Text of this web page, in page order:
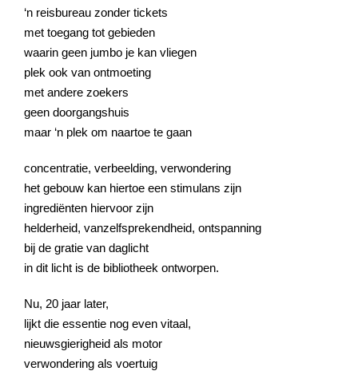
‘n reisbureau zonder tickets
met toegang tot gebieden
waarin geen jumbo je kan vliegen
plek ook van ontmoeting
met andere zoekers
geen doorgangshuis
maar ‘n plek om naartoe te gaan
concentratie, verbeelding, verwondering
het gebouw kan hiertoe een stimulans zijn
ingrediënten hiervoor zijn
helderheid, vanzelfsprekendheid, ontspanning
bij de gratie van daglicht
in dit licht is de bibliotheek ontworpen.
Nu, 20 jaar later,
lijkt die essentie nog even vitaal,
nieuwsgierigheid als motor
verwondering als voertuig